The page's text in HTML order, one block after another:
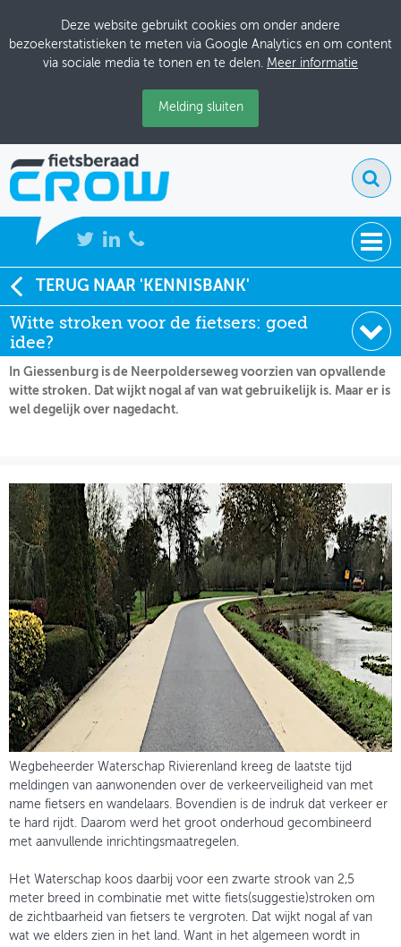
Deze website gebruikt cookies om onder andere
bezoekerstatistieken te meten via Google Analytics en om content
via sociale media te tonen en te delen. Meer informatie
Melding sluiten
NIEUWS
BIJEENKOMSTEN
KENNISBANK
ADRESSENBOEK
MIJN PROFIEL
GEBRUIKER
TERUG NAAR 'KENNISBANK'
Witte stroken voor de fietsers: goed
idee?
Soort:
Nieuws Fietsberaad
Datum:
18-11-2020
In Giessenburg is de Neerpolderseweg voorzien van opvallende
witte stroken. Dat wijkt nogal af van wat gebruikelijk is. Maar er is
wel degelijk over nagedacht.
Wegbeheerder Waterschap Rivierenland kreeg de laatste tijd
meldingen van aanwonenden over de verkeerveiligheid van met
name fietsers en wandelaars. Bovendien is de indruk dat verkeer er
te hard rijdt. Daarom werd het groot onderhoud gecombineerd
met aanvullende inrichtingsmaatregelen.
Het Waterschap koos daarbij voor een zwarte strook van 2,5
meter breed in combinatie met witte fiets(suggestie)stroken om
de zichtbaarheid van fietsers te vergroten. Dat wijkt nogal af van
wat we elders zien in het land. Want in het algemeen wordt in